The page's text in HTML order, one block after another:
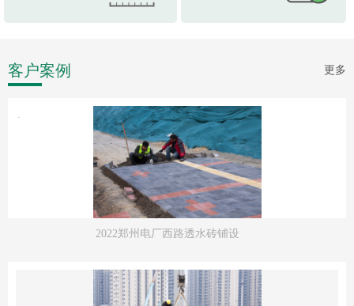
客户案例 更多
.
2022郑州电厂西路透水砖铺设